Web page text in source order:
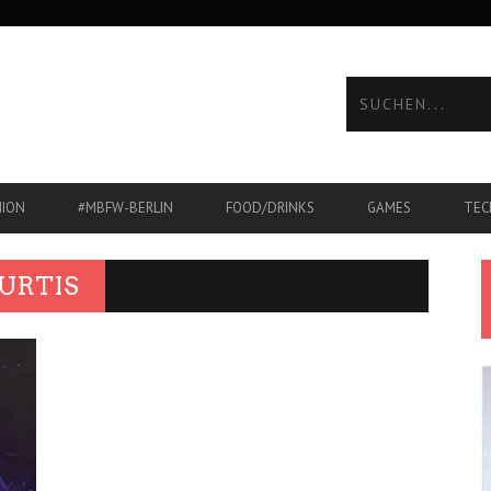
#MBFW-BERLIN FOOD/DRINKS GAMES